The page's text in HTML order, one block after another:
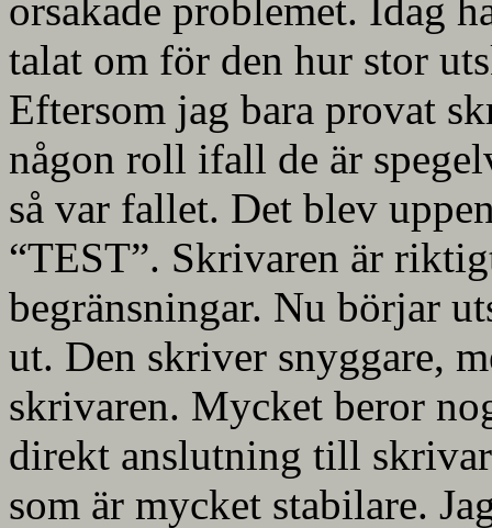
orsakade problemet. Idag
talat om för den hur stor
Eftersom jag bara provat
någon roll ifall de är
så var fallet. Det blev
“TEST”. Skrivaren är
begränsningar. Nu börjar
ut. Den skriver snyggare,
skrivaren. Mycket beror
direkt anslutning till
som är mycket stabilare.